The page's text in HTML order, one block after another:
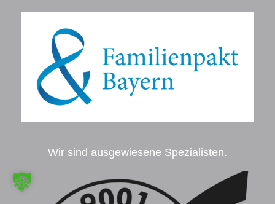
Wir sind ausgewiesene Spezialisten.